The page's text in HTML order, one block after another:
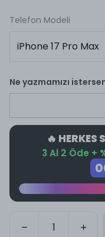
Telefon Modeli
Ne yazmamızı
🔥 HERKES
3 Al 2 Öde +